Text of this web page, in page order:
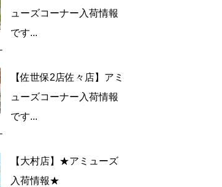
ューズコーナー入荷情報
です...
【佐世保2店佐々店】アミ
ューズコーナー入荷情報
です...
【大村店】★アミューズ
入荷情報★